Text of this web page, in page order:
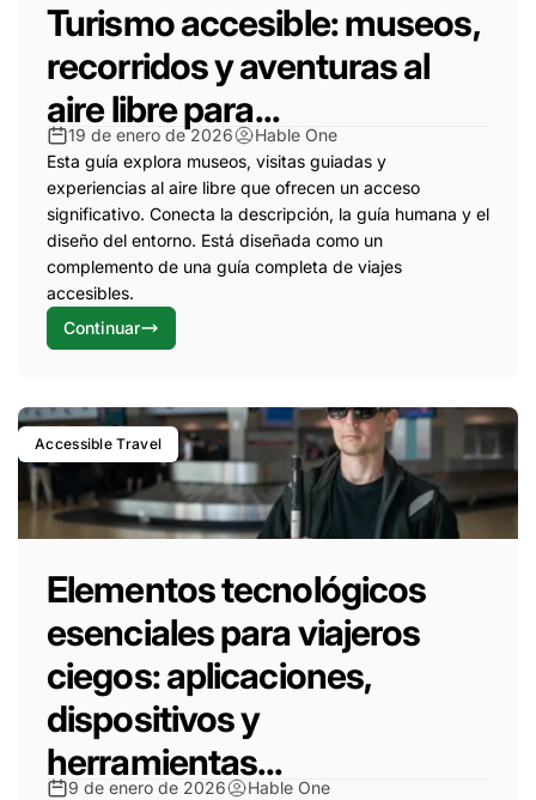
Turismo accesible: museos,
recorridos y aventuras al
aire libre para...
19 de enero de 2026
Hable One
Esta guía explora museos, visitas guiadas y
experiencias al aire libre que ofrecen un acceso
significativo. Conecta la descripción, la guía humana y el
diseño del entorno. Está diseñada como un
complemento de una guía completa de viajes
accesibles.
Continuar
Elementos tecnológicos
esenciales para viajeros
ciegos: aplicaciones,
dispositivos y
herramientas...
9 de enero de 2026
Hable One
Accessible Travel